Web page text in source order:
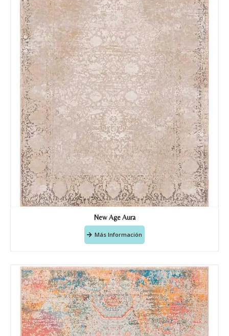
New Age Aura
Más Información
Nombre y apellido*